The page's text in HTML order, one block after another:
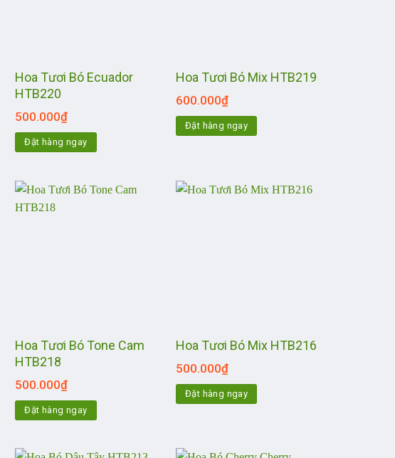
Hoa Tươi Bó Ecuador
HTB220
500.000₫
Đặt hàng ngay
Hoa Tươi Bó Mix HTB219
600.000₫
Đặt hàng ngay
Hoa Tươi Bó Tone Cam
HTB218
500.000₫
Đặt hàng ngay
Hoa Tươi Bó Mix HTB216
500.000₫
Đặt hàng ngay